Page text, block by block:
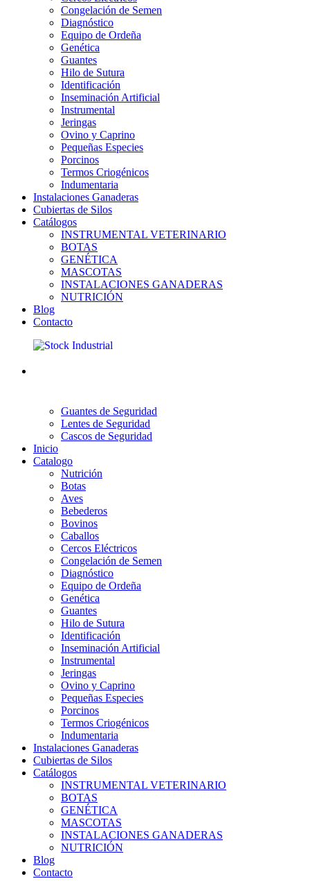
Congelación de Semen
Diagnóstico
Equipo de Ordeña
Genética
Guantes
Hilo de Sutura
Identificación
Inseminación Artificial
Instrumental
Jeringas
Ovino y Caprino
Pequeñas Especies
Porcinos
Termos Criogénicos
Indumentaria
Instalaciones Ganaderas
Cubiertas de Silos
Catálogos
INSTRUMENTAL VETERINARIO
BOTAS
GENÉTICA
MASCOTAS
INSTALACIONES GANADERAS
NUTRICIÓN
Blog
Contacto
Guantes de Seguridad
Lentes de Seguridad
Cascos de Seguridad
Inicio
Catalogo
Nutrición
Botas
Aves
Bebederos
Bovinos
Caballos
Cercos Eléctricos
Congelación de Semen
Diagnóstico
Equipo de Ordeña
Genética
Guantes
Hilo de Sutura
Identificación
Inseminación Artificial
Instrumental
Jeringas
Ovino y Caprino
Pequeñas Especies
Porcinos
Termos Criogénicos
Indumentaria
Instalaciones Ganaderas
Cubiertas de Silos
Catálogos
INSTRUMENTAL VETERINARIO
BOTAS
GENÉTICA
MASCOTAS
INSTALACIONES GANADERAS
NUTRICIÓN
Blog
Contacto